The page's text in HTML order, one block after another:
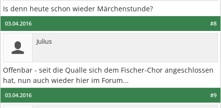
Is denn heute schon wieder Märchenstunde?
#8
03.04.2016
Julius
Offenbar - seit die Qualle sich dem Fischer-Chor angeschlossen
hat, nun auch wieder hier im Forum...
#9
03.04.2016